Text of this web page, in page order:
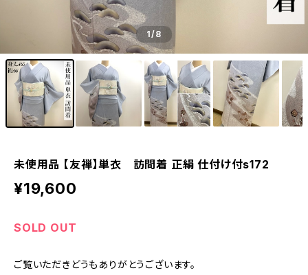
1/8
未使用品 【友禅】単衣 訪問着 正絹 仕付け付s172
¥19,600
SOLD OUT
ご覧いただきどうもありがとうございます。